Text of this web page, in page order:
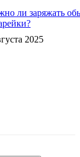
ли заряжать
2025